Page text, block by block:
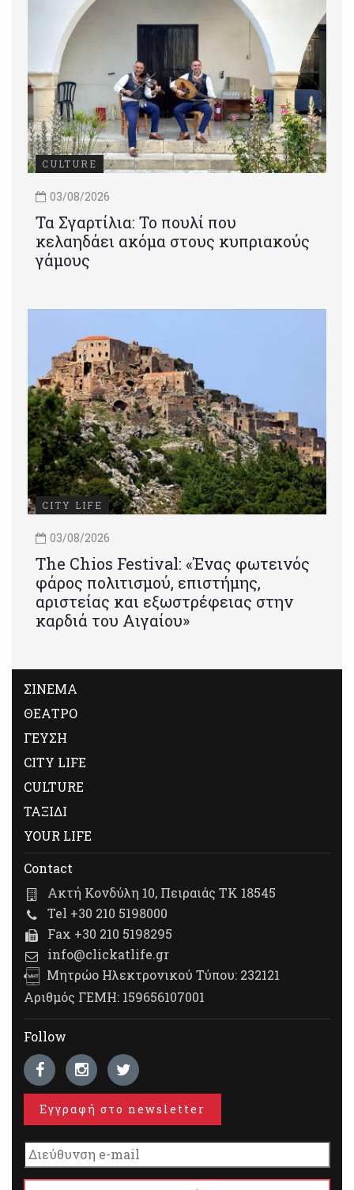
CULTURE
03/08/2026
Τα Σγαρτίλια: Το πουλί που
κελαηδάει ακόμα στους κυπριακούς
γάμους
CITY LIFE
03/08/2026
Τhe Chios Festival: «Ένας φωτεινός
φάρος πολιτισμού, επιστήμης,
αριστείας και εξωστρέφειας στην
καρδιά του Αιγαίου»
ΣΙΝΕΜΑ
ΘΕΑΤΡΟ
ΓΕΥΣΗ
CITY LIFE
CULTURE
ΤΑΞΙΔΙ
YOUR LIFE
Contact
Ακτή Κονδύλη 10, Πειραιάς ΤΚ 18545
Tel +30 210 5198000
Fax +30 210 5198295
info@clickatlife.gr
Μητρώο Ηλεκτρονικού Τύπου: 232121
Αριθμός ΓΕΜΗ: 159656107001
Follow
Εγγραφή στο newsletter